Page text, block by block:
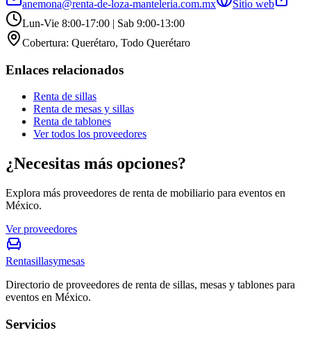
anemona@renta-de-loza-manteleria.com.mx
Sitio web
Lun-Vie 8:00-17:00 | Sab 9:00-13:00
Cobertura: Querétaro, Todo Querétaro
Enlaces relacionados
Renta de sillas
Renta de mesas y sillas
Renta de tablones
Ver todos los proveedores
¿Necesitas más opciones?
Explora más proveedores de renta de mobiliario para eventos en
México.
Ver proveedores
Rentasillasymesas
Directorio de proveedores de renta de sillas, mesas y tablones para
eventos en México.
Servicios